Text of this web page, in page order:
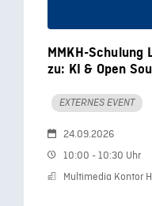
MMKH-Schulung
zu: KI & Open
EXTERNES EVENT
24.09.2026
10:00 - 10:30 Uhr
Multimedia Kontor